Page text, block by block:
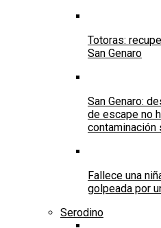
Totoras:
San Genaro
San Genaro:
de escape no
contaminación
Fallece una
golpeada por
Serodino